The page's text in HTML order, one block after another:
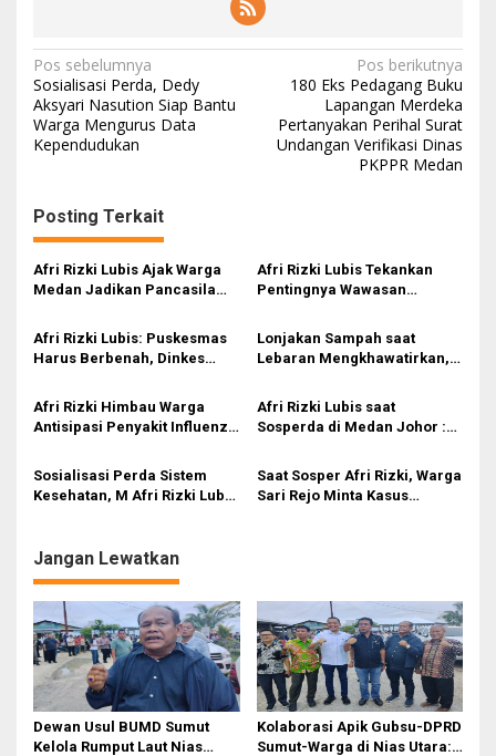
N
a
v
a
s
i
o
Pos sebelumnya
Sosialisasi Perda, Dedy
Aksyari Nasution Siap Bantu
Warga Mengurus Data
Kependudukan
Pos berikutnya
180 Eks Pedagang Buku
Lapangan Merdeka
Pertanyakan Perihal Surat
Undangan Verifikasi Dinas
PKPPR Medan
Posting Terkait
Afri Rizki Lubis Ajak Warga
Medan Jadikan Pancasila
Perpecahan di Era Digital
Afri Rizki Lubis Tekankan
Pentingnya Wawasan
Nilai Pancasila di Tengah Era
Digital
Afri Rizki Lubis: Puskesmas
Harus Berbenah, Dinkes
Warga
Lonjakan Sampah saat
Lebaran Mengkhawatirkan,
Sederhana Kurangi Plastik
dari Rumah
Afri Rizki Himbau Warga
Antisipasi Penyakit Influenza
Sistem Kesehatan di Medan
Polonia
Afri Rizki Lubis saat
Sosperda di Medan Johor :
Sampah jadi Berserakan
Sosialisasi Perda Sistem
Kesehatan, M Afri Rizki Lubis
Saat Sosper Afri Rizki, Warga
Sari Rejo Minta Kasus
Jangan Lewatkan
Dewan Usul BUMD Sumut
Kelola Rumput Laut Nias
Kolaborasi Apik Gubsu-DPRD
Sumut-Warga di Nias Utara: